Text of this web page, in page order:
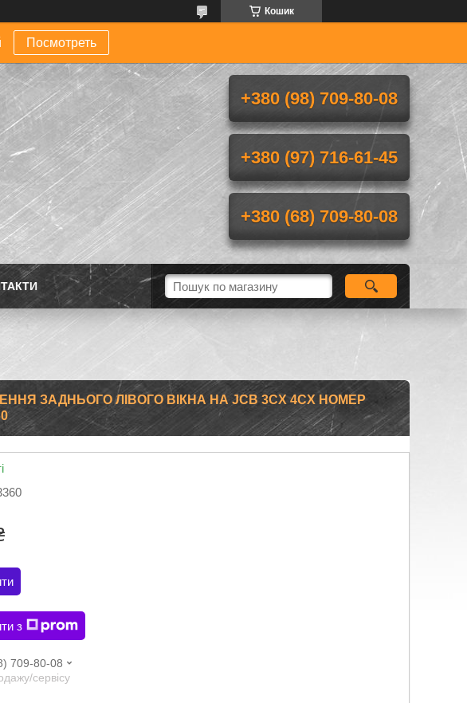
Кошик
Посмотреть
+380 (98) 709-80-08
+380 (97) 716-61-45
+380 (68) 709-80-08
ЗАДНЬОГО ЛІВОГО ВІКНА НА JCB 3CX 4CX НОМЕР
з
709-80-08
сервісу